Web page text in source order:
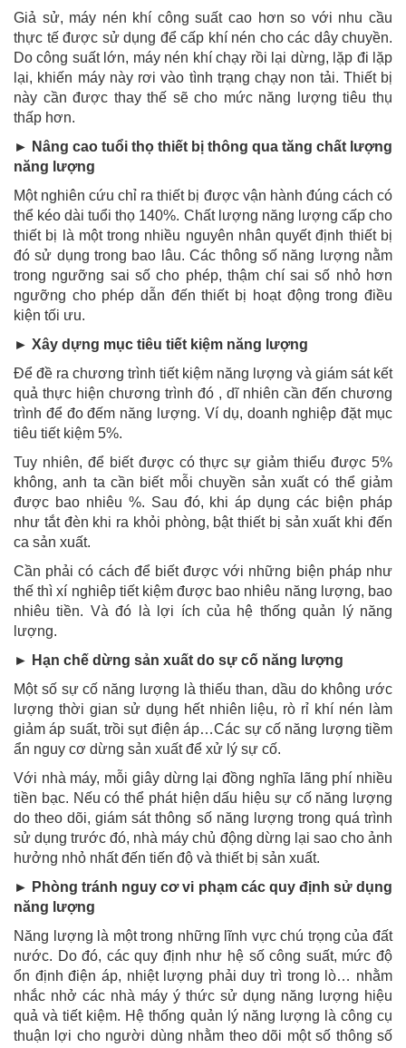
Giả sử, máy nén khí công suất cao hơn so với nhu cầu
thực tế được sử dụng để cấp khí nén cho các dây chuyền.
Do công suất lớn, máy nén khí chạy rồi lại dừng, lặp đi lặp
lại, khiến máy này rơi vào tình trạng chạy non tải. Thiết bị
này cần được thay thế sẽ cho mức năng lượng tiêu thụ
thấp hơn.
► Nâng cao tuổi thọ thiết bị thông qua tăng chất lượng
năng lượng
Một nghiên cứu chỉ ra thiết bị được vận hành đúng cách có
thể kéo dài tuổi thọ 140%. Chất lượng năng lượng cấp cho
thiết bị là một trong nhiều nguyên nhân quyết định thiết bị
đó sử dụng trong bao lâu. Các thông số năng lượng nằm
trong ngưỡng sai số cho phép, thậm chí sai số nhỏ hơn
ngưỡng cho phép dẫn đến thiết bị hoạt động trong điều
kiện tối ưu.
► Xây dựng mục tiêu tiết kiệm năng lượng
Để đề ra chương trình tiết kiệm năng lượng và giám sát kết
quả thực hiện chương trình đó , dĩ nhiên cần đến chương
trình để đo đếm năng lượng. Ví dụ, doanh nghiệp đặt mục
tiêu tiết kiệm 5%.
Tuy nhiên, để biết được có thực sự giảm thiểu được 5%
không, anh ta cần biết mỗi chuyền sản xuất có thể giảm
được bao nhiêu %. Sau đó, khi áp dụng các biện pháp
như tắt đèn khi ra khỏi phòng, bật thiết bị sản xuất khi đến
ca sản xuất.
Cần phải có cách để biết được với những biện pháp như
thế thì xí nghiêp tiết kiệm được bao nhiêu năng lượng, bao
nhiêu tiền. Và đó là lợi ích của hệ thống quản lý năng
lượng.
► Hạn chế dừng sản xuất do sự cố năng lượng
Một số sự cố năng lượng là thiếu than, dầu do không ước
lượng thời gian sử dụng hết nhiên liệu, rò rỉ khí nén làm
giảm áp suất, trồi sụt điện áp…Các sự cố năng lượng tiềm
ẩn nguy cơ dừng sản xuất để xử lý sự cố.
Với nhà máy, mỗi giây dừng lại đồng nghĩa lãng phí nhiều
tiền bạc. Nếu có thể phát hiện dấu hiệu sự cố năng lượng
do theo dõi, giám sát thông số năng lượng trong quá trình
sử dụng trước đó, nhà máy chủ động dừng lại sao cho ảnh
hưởng nhỏ nhất đến tiến độ và thiết bị sản xuất.
► Phòng tránh nguy cơ vi phạm các quy định sử dụng
năng lượng
Năng lượng là một trong những lĩnh vực chú trọng của đất
nước. Do đó, các quy định như hệ số công suất, mức độ
ổn định điện áp, nhiệt lượng phải duy trì trong lò… nhằm
nhắc nhở các nhà máy ý thức sử dụng năng lượng hiệu
quả và tiết kiệm. Hệ thống quản lý năng lượng là công cụ
thuận lợi cho người dùng nhằm theo dõi một số thông số